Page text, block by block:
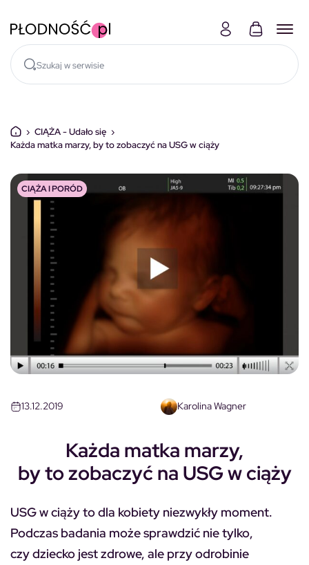
› CIĄŻA - Udało się ›
Każda matka marzy, by to zobaczyć na USG w ciąży
CIĄŻA I PORÓD
13.12.2019 Karolina Wagner
Każda matka marzy,
by to zobaczyć na USG w ciąży
USG w ciąży to dla kobiety niezwykły moment.
Podczas badania może sprawdzić nie tylko,
czy dziecko jest zdrowe, ale przy odrobinie